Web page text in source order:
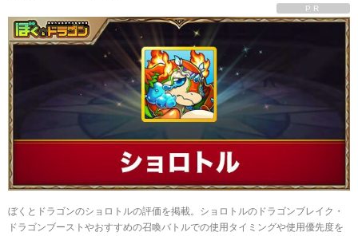
PR
ぼくとドラゴンのショロトルの評価を掲載。ショロトルのドラゴンブレイク・
ドラゴンブーストやおすすめの召喚バトルでの使用タイミングや使用優先度を